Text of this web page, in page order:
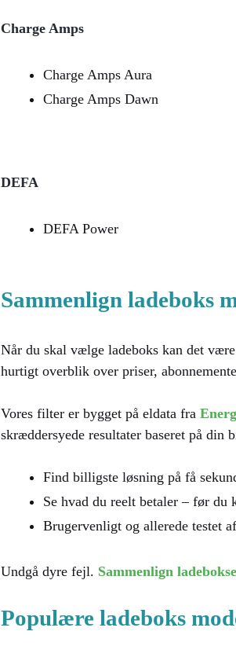
Charge Amps
Charge Amps Aura
Charge Amps Dawn
DEFA
DEFA Power
Sammenlign ladeboks
Når du skal vælge ladeboks kan det
hurtigt overblik over priser,
Vores filter er bygget på eldata fra
skræddersyede resultater baseret på din
Find billigste løsning på få
Se hvad du reelt betaler – før du
Brugervenligt og allerede testet
Undgå dyre fejl. Sammenlign
Populære ladeboks